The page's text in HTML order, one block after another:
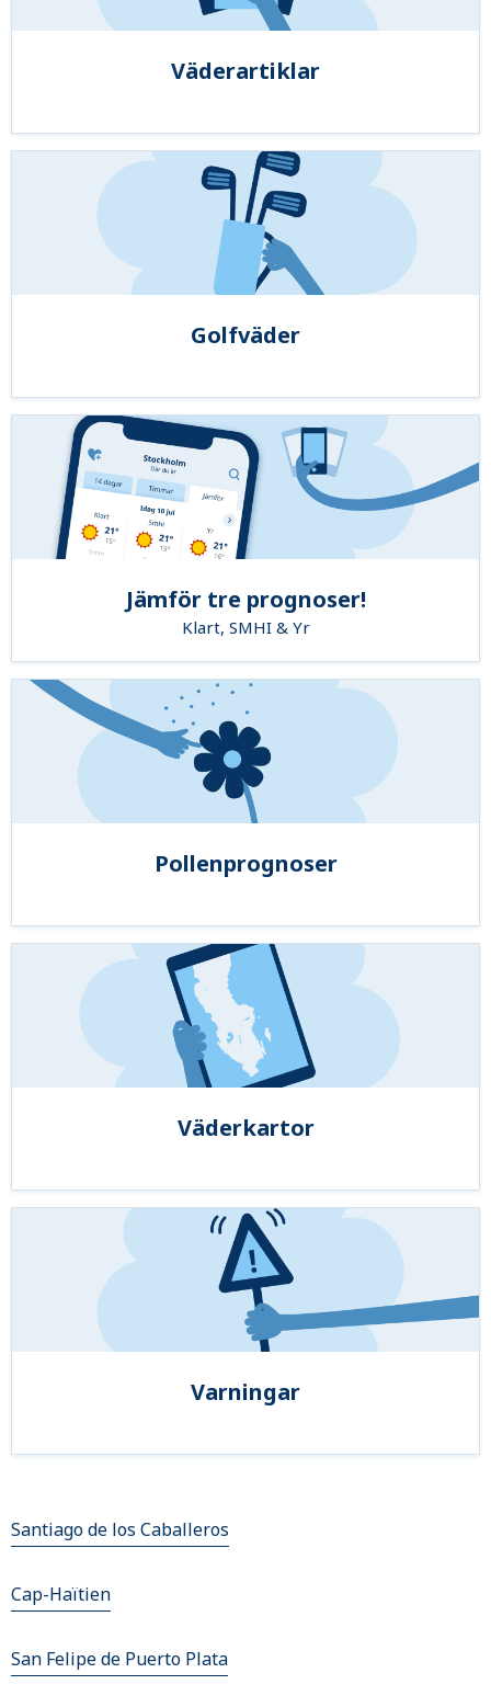
Väderartiklar
Golfväder
Jämför tre prognoser!
Klart, SMHI & Yr
Pollenprognoser
Väderkartor
Varningar
Santiago de los Caballeros
Cap-Haïtien
San Felipe de Puerto Plata